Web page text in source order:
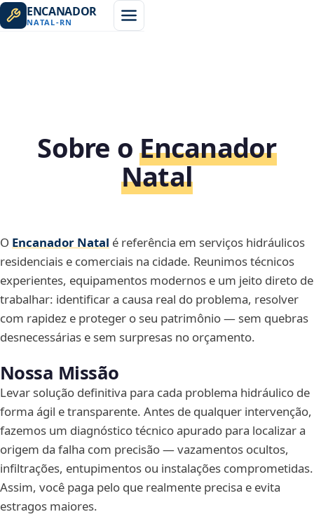
ENCANADOR
NATAL-RN
Sobre oEncanador
Natal
O Encanador Natal é referência em serviços hidráulicos
residenciais e comerciais na cidade. Reunimos técnicos
experientes, equipamentos modernos e um jeito direto de
trabalhar: identificar a causa real do problema, resolver
com rapidez e proteger o seu patrimônio — sem quebras
desnecessárias e sem surpresas no orçamento.
Nossa Missão
Levar solução definitiva para cada problema hidráulico de
forma ágil e transparente. Antes de qualquer intervenção,
fazemos um diagnóstico técnico apurado para localizar a
origem da falha com precisão — vazamentos ocultos,
infiltrações, entupimentos ou instalações comprometidas.
Assim, você paga pelo que realmente precisa e evita
estragos maiores.